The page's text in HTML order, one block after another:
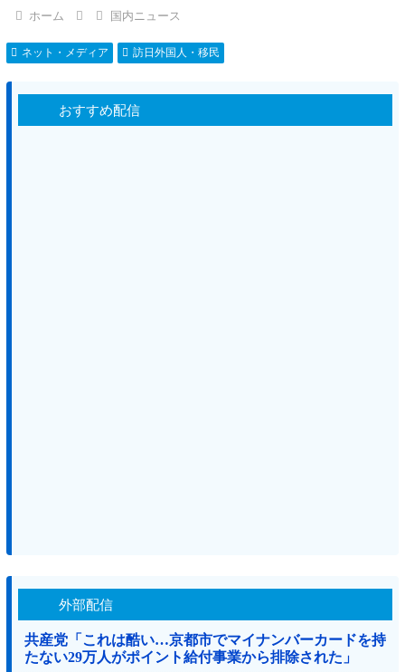
ホーム 国内ニュース
ネット・メディア 訪日外国人・移民
おすすめ配信
外部配信
共産党「これは酷い…京都市でマイナンバーカードを持
たない29万人がポイント給付事業から排除された」